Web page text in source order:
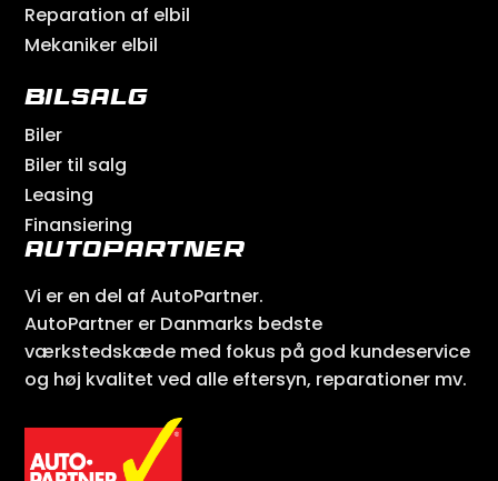
Reparation af elbil
Mekaniker elbil
Bilsalg
Biler
Biler til salg
Leasing
Finansiering
AutoPartner
Vi er en del af AutoPartner.
AutoPartner er Danmarks bedste
værkstedskæde med fokus på god kundeservice
og høj kvalitet ved alle eftersyn, reparationer mv.